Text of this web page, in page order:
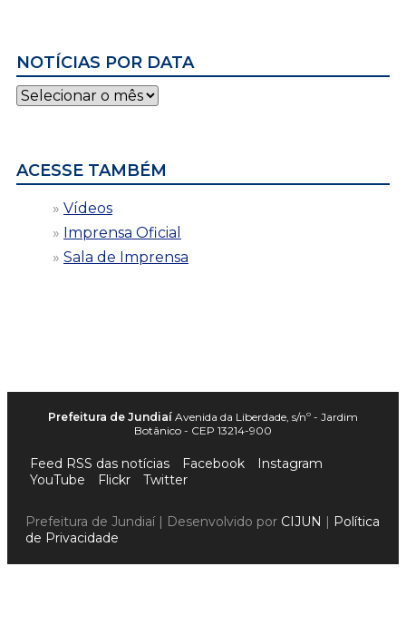
NOTÍCIAS POR DATA
Notícias
por
ACESSE TAMBÉM
Vídeos
Imprensa Oficial
Sala de Imprensa
Prefeitura de Jundiaí Avenida da Liberdade, s/nº - Jardim
Botânico - CEP 13214-900
Feed RSS das notícias Facebook
Instagram
YouTube
Flickr Twitter
Prefeitura de Jundiaí | Desenvolvido por CIJUN
Política
de Privacidade